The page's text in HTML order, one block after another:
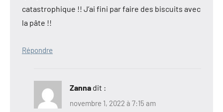
catastrophique !! J’ai fini par faire des biscuits avec
la pâte !!
Répondre
Zanna dit :
novembre 1, 2022 à 7:15 am